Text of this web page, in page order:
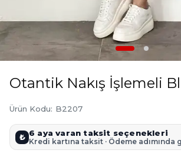
Otantik Nakış İşlemeli
Ürün Kodu: B2207
₺ 6 aya varan taksit seçenekleri
Kredi kartına taksit · Ödeme